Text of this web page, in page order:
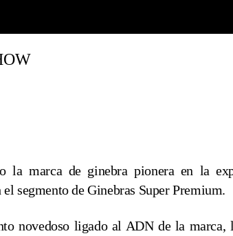
la marca de ginebra pionera en la
segmento de Ginebras Super Premium.
novedoso ligado al ADN de la marca,